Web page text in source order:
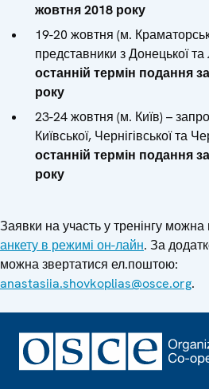
жовтня 2018 року
19-20 жовтня (м.
представники з Донецької та
останній термін подання
року
23-24 жовтня (м. Київ) –
Київської, Чернігівської та
останній термін подання
року
Заявки на участь у тренінгу
анкету в режимі он-лайн. За
можна звертатися ел.поштою:
anastasiia.shovkoplias@osce.org.